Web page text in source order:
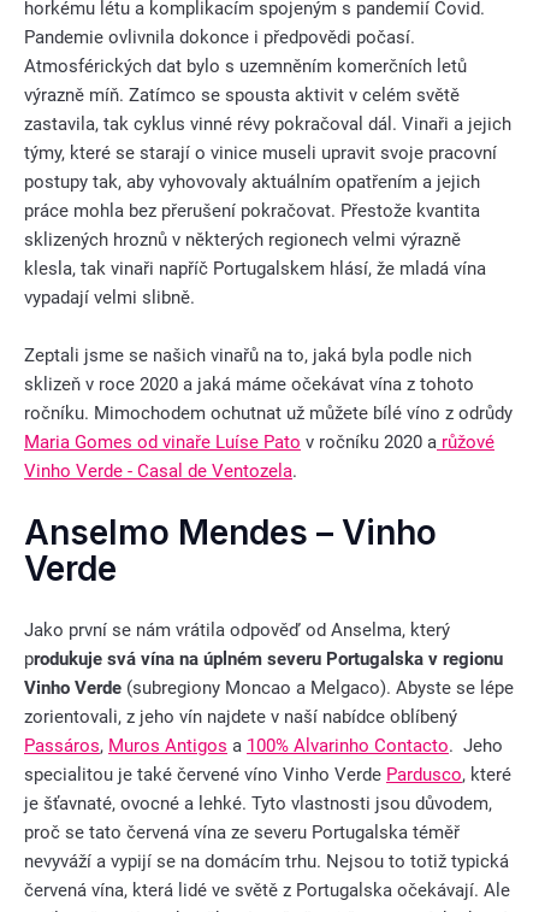
horkému létu a komplikacím spojeným s pandemií Covid.
Pandemie ovlivnila dokonce i předpovědi počasí.
Atmosférických dat bylo s uzemněním komerčních letů
výrazně míň. Zatímco se spousta aktivit v celém světě
zastavila, tak cyklus vinné révy pokračoval dál. Vinaři a jejich
týmy, které se starají o vinice museli upravit svoje pracovní
postupy tak, aby vyhovovaly aktuálním opatřením a jejich
práce mohla bez přerušení pokračovat. Přestože kvantita
sklizených hroznů v některých regionech velmi výrazně
klesla, tak vinaři napříč Portugalskem hlásí, že mladá vína
vypadají velmi slibně.
Zeptali jsme se našich vinařů na to, jaká byla podle nich
sklizeň v roce 2020 a jaká máme očekávat vína z tohoto
ročníku. Mimochodem ochutnat už můžete bílé víno z odrůdy
Maria Gomes od vinaře Luíse Pato v ročníku 2020 a růžové
Vinho Verde - Casal de Ventozela.
Anselmo Mendes – Vinho
Verde
Jako první se nám vrátila odpověď od Anselma, který
produkuje svá vína na úplném severu Portugalska v regionu
Vinho Verde (subregiony Moncao a Melgaco). Abyste se lépe
zorientovali, z jeho vín najdete v naší nabídce oblíbený
Passáros, Muros Antigos a 100% Alvarinho Contacto. Jeho
specialitou je také červené víno Vinho Verde Pardusco, které
je šťavnaté, ovocné a lehké. Tyto vlastnosti jsou důvodem,
proč se tato červená vína ze severu Portugalska téměř
nevyváží a vypijí se na domácím trhu. Nejsou to totiž typická
červená vína, která lidé ve světě z Portugalska očekávají. Ale